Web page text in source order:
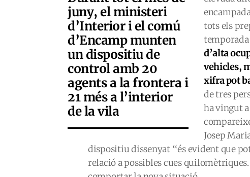
juny, el ministeri
d’Interior i el comú
d’Encamp munten
un dispositiu de
control amb 20
agents a la frontera i
21 més a l’interior
de la vila
tots els
temporada
d’alta
vehicles,
xifra pot
de tres
ha vingut
Josep
dispositiu dissenyat “és evident que
relació a possibles cues